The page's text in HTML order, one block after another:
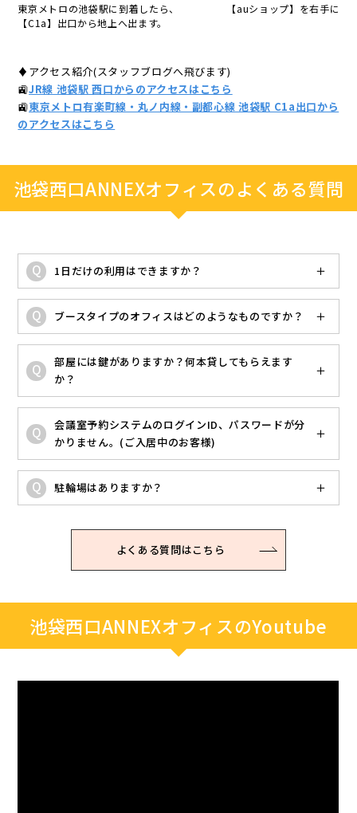
東京メトロの池袋駅に到着したら、
【C1a】出口から地上へ出ます。
【auショップ】を右手に直
♦アクセス紹介(スタッフブログへ飛びます)
🚉JR線 池袋駅 西口からのアクセスはこちら
🚉東京メトロ有楽町線・丸ノ内線・副都心線 池袋駅 C1a出口から
のアクセスはこちら
池袋西口ANNEXオフィスのよくある質問
1日だけの利用はできますか？
ブースタイプのオフィスはどのようなものですか？
部屋には鍵がありますか？何本貸してもらえます
か？
会議室予約システムのログインID、パスワードが分
かりません。(ご入居中のお客様)
駐輪場はありますか？
よくある質問はこちら
池袋西口ANNEXオフィスのYoutube